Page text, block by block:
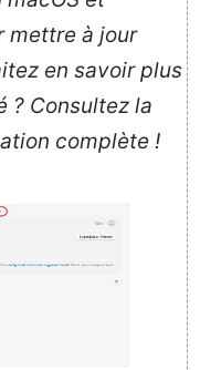
mettre à jour
en savoir plus
? Consultez la
complète !